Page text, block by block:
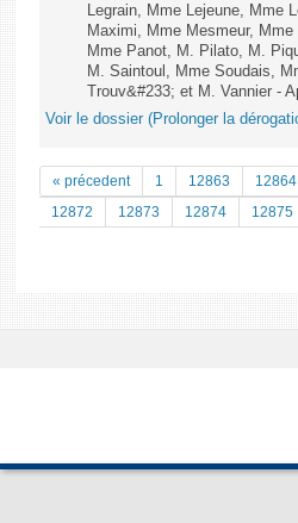
Legrain, Mme Lejeune, Mme
Maximi, Mme Mesmeur,
Mme Panot, M. Pilato, M.
M. Saintoul, Mme Soudais,
Trouv&#233; et M. Vannier -
Voir le dossier (Prolonger la
« précedent 1 12863 12864
12872
12873 12874 12875